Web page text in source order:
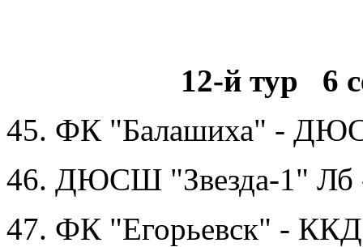
12-й тур 6
45. ФК "Балашиха" -
46. ДЮСШ "Звезда-1"
47. ФК "Егорьевск" -